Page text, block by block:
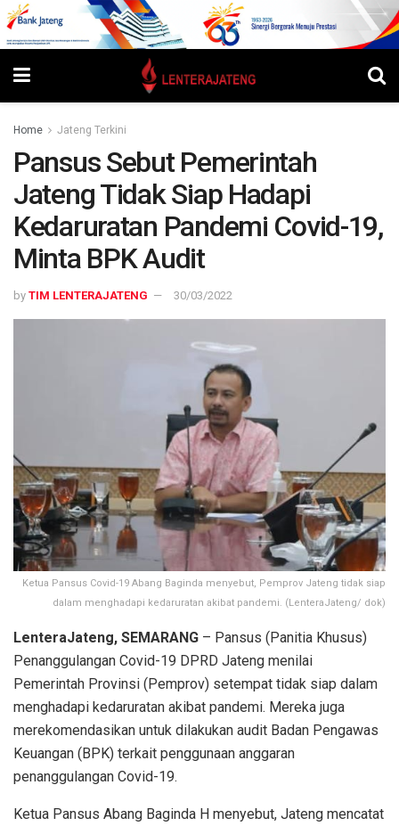
Home Jateng Terkini
Pansus Sebut Pemerintah
Jateng Tidak Siap Hadapi
Kedaruratan Pandemi Covid-19,
Minta BPK Audit
by TIM LENTERAJATENG 30/03/2022
Ketua Pansus Covid-19 Abang Baginda menyebut, Pemprov Jateng tidak siap
dalam menghadapi kedaruratan akibat pandemi. (LenteraJateng/ dok)
LenteraJateng, SEMARANG – Pansus (Panitia Khusus)
Penanggulangan Covid-19 DPRD Jateng menilai
Pemerintah Provinsi (Pemprov) setempat tidak siap dalam
menghadapi kedaruratan akibat pandemi. Mereka juga
merekomendasikan untuk dilakukan audit Badan Pengawas
Keuangan (BPK) terkait penggunaan anggaran
penanggulangan Covid-19.
Ketua Pansus Abang Baginda H menyebut, Jateng mencatat